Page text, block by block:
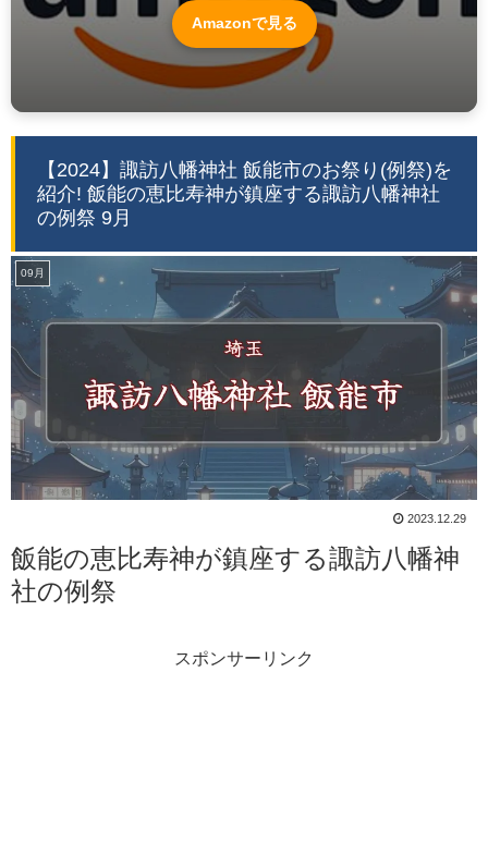
Amazonで見る
【2024】諏訪八幡神社 飯能市のお祭り(例祭)を
紹介! 飯能の恵比寿神が鎮座する諏訪八幡神社
の例祭 9月
09月
2023.12.29
飯能の恵比寿神が鎮座する諏訪八幡神
社の例祭
スポンサーリンク